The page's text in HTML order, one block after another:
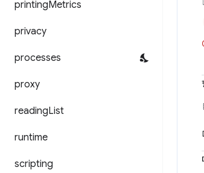
printingMetrics
privacy
processes
proxy
readingList
runtime
scripting